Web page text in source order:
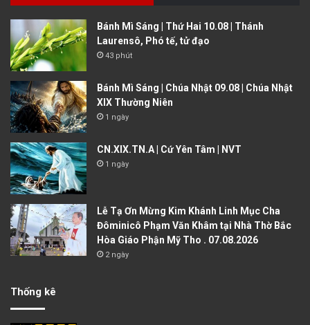
Bánh Mì Sáng | Thứ Hai 10.08 | Thánh
Laurensô, Phó tế, tử đạo
43 phút
Bánh Mì Sáng | Chúa Nhật 09.08 | Chúa Nhật
XIX Thường Niên
1 ngày
CN.XIX.TN.A | Cứ Yên Tâm | NVT
1 ngày
Lễ Tạ Ơn Mừng Kim Khánh Linh Mục Cha
Đôminicô Phạm Văn Khâm tại Nhà Thờ Bắc
Hòa Giáo Phận Mỹ Tho . 07.08.2026
2 ngày
Thống kê